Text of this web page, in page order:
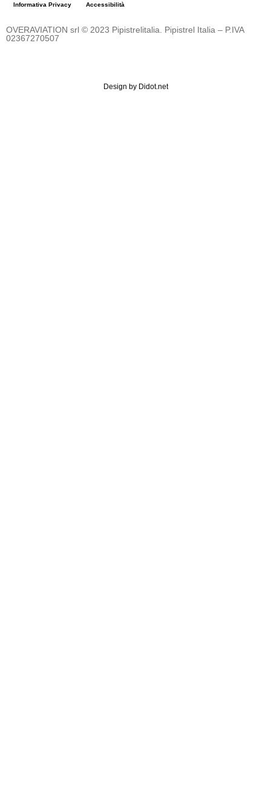
OVERAVIATION srl © 2023 Pipistrelitalia. Pipistrel Italia – P.IVA
02367270507
Informativa Privacy Accessibilità
Design by Didot.net